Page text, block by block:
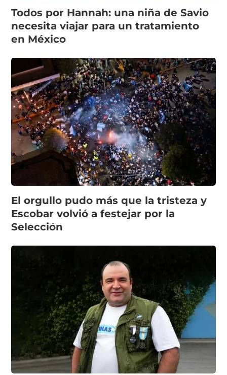
Todos por Hannah: una niña de Savio
necesita viajar para un tratamiento
en México
El orgullo pudo más que la tristeza y
Escobar volvió a festejar por la
Selección